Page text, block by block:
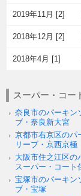
2019年11月 [2]
2018年12月 [2]
2018年4月 [1]
スーパー・コー
奈良市のパーキ
ブ・奈良新大宮
京都市右京区の
リーブ・京西京極
大阪市住之江区
スーパー・コート
宝塚市のパーキ
ブ・宝塚